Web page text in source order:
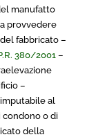
manufatto
provvedere
fabbricato –
380/2001 –
–
al
condono o di
della